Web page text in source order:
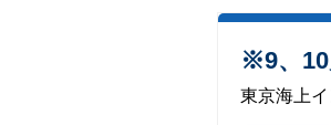
※9、10
東京海上